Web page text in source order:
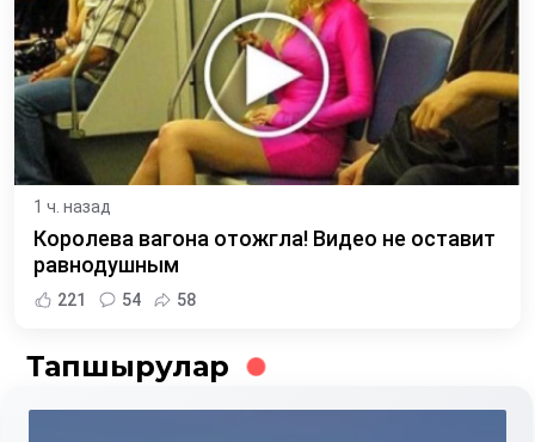
1 ч. назад
Королева вагона отожгла! Видео не оставит
равнодушным
221 54 58
Тапшырулар